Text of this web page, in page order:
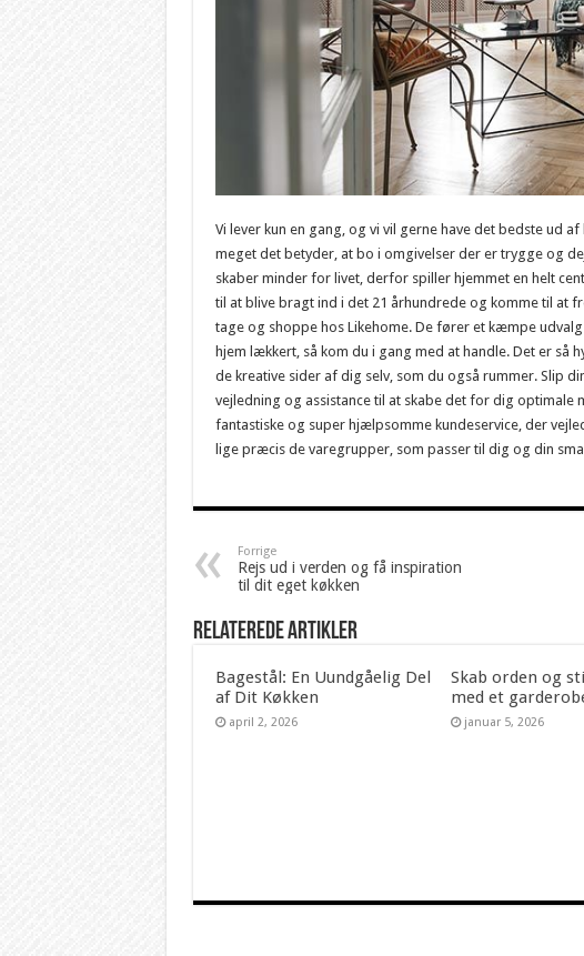
Vi lever kun en gang, og vi vil gerne have det bedste ud
meget det betyder, at bo i omgivelser der er trygge og
skaber minder for livet, derfor spiller hjemmet en helt
til at blive bragt ind i det 21 århundrede og komme til at
tage og shoppe hos Likehome. De fører et kæmpe
hjem lækkert, så kom du i gang med at handle. Det er så
de kreative sider af dig selv, som du også rummer. Slip
vejledning og assistance til at skabe det for dig optimale
fantastiske og super hjælpsomme kundeservice, der
lige præcis de varegrupper, som passer til dig og din
Forrige
Rejs ud i verden og få inspiration
til dit eget køkken
Relaterede artikler
Bagestål: En Uundgåelig Del
af Dit Køkken
april 2, 2026
Skab orden og
med et
januar 5, 2026